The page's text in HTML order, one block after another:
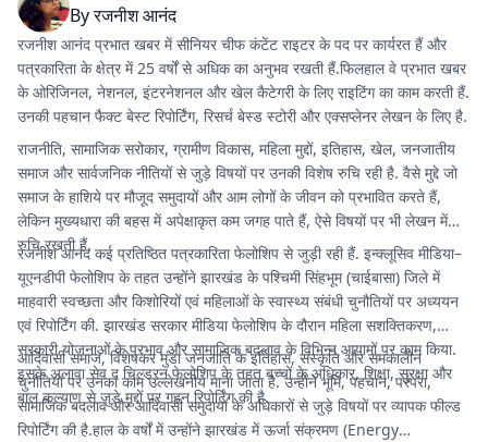
Byरजनीश आनंद
रजनीश आनंद प्रभात खबर में सीनियर चीफ कंटेंट राइटर के पद पर कार्यरत हैं और
पत्रकारिता के क्षेत्र में 25 वर्षों से अधिक का अनुभव रखती हैं.फिलहाल वे प्रभात खबर
के ओरिजिनल, नेशनल, इंटरनेशनल और खेल कैटेगरी के लिए राइटिंग का काम करती हैं.
उनकी पहचान फैक्ट बेस्ट रिपोर्टिंग, रिसर्च बेस्ड स्टोरी और एक्सप्लेनर लेखन के लिए है.
राजनीति, सामाजिक सरोकार, ग्रामीण विकास, महिला मुद्दों, इतिहास, खेल, जनजातीय
समाज और सार्वजनिक नीतियों से जुड़े विषयों पर उनकी विशेष रुचि रही है. वैसे मुद्दे जो
समाज के हाशिये पर मौजूद समुदायों और आम लोगों के जीवन को प्रभावित करते हैं,
लेकिन मुख्यधारा की बहस में अपेक्षाकृत कम जगह पाते हैं, ऐसे विषयों पर भी लेखन में
रुचि रखती हैं.
रजनीश आनंद कई प्रतिष्ठित पत्रकारिता फेलोशिप से जुड़ी रही हैं. इन्क्लूसिव मीडिया–
यूएनडीपी फेलोशिप के तहत उन्होंने झारखंड के पश्चिमी सिंहभूम (चाईबासा) जिले में
माहवारी स्वच्छता और किशोरियों एवं महिलाओं के स्वास्थ्य संबंधी चुनौतियों पर अध्ययन
एवं रिपोर्टिंग की. झारखंड सरकार मीडिया फेलोशिप के दौरान महिला सशक्तिकरण,
सरकारी योजनाओं के प्रभाव और सामाजिक बदलाव के विभिन्न आयामों पर काम किया.
इसके अलावा सेव द चिल्ड्रन फेलोशिप के तहत बच्चों के अधिकार, शिक्षा, सुरक्षा और
बाल कल्याण से जुड़े मुद्दों पर गहन रिपोर्टिंग की है.
आदिवासी समाज, विशेषकर मुंडा जनजाति के इतिहास, संस्कृति और समकालीन
चुनौतियों पर उनका काम उल्लेखनीय माना जाता है. उन्होंने भूमि, पहचान, परंपरा,
सामाजिक बदलाव और आदिवासी समुदायों के अधिकारों से जुड़े विषयों पर व्यापक फील्ड
रिपोर्टिंग की है.हाल के वर्षों में उन्होंने झारखंड में ऊर्जा संक्रमण (Energy